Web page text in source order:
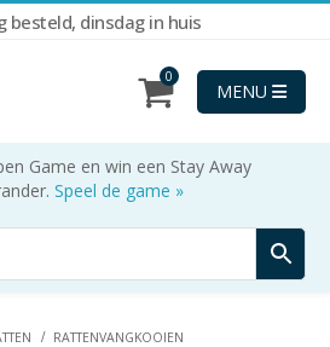
besteld, dinsdag in huis
0
MENU
Game en win een Stay Away
Speel de game »
RATTENVANGKOOIEN